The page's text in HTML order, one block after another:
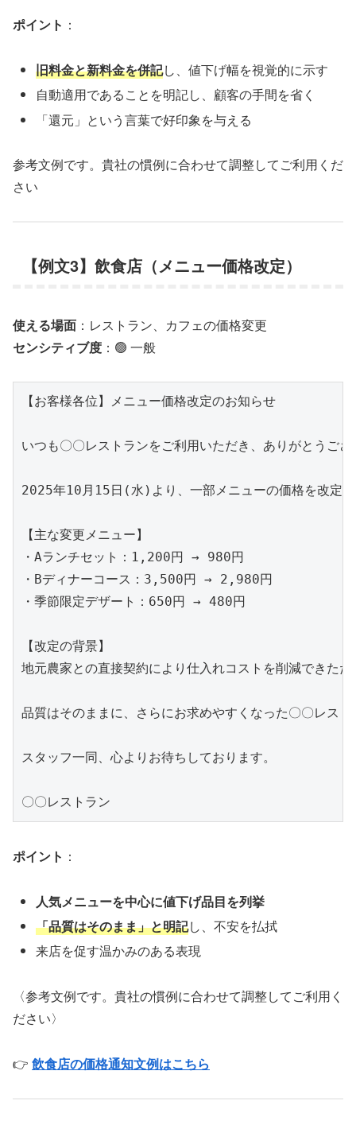
ポイント ：
旧料金と新料金を併記し、値下げ幅を視覚的に示す
自動適用であることを明記し、顧客の手間を省く
「還元」という言葉で好印象を与える
参考文例です。貴社の慣例に合わせて調整してご利用くだ
さい
【例文3】飲食店（メニュー価格改定）
使える場面 ：レストラン、カフェの価格変更
センシティブ度 ：🟢 一般
【お客様各位】メニュー価格改定のお知らせ
いつも〇〇レストランをご利用いただき、ありがとうござ
2025年10月15日(水)より、一部メニューの価格を改定
【主な変更メニュー】
・Aランチセット：1,200円 → 980円
・Bディナーコース：3,500円 → 2,980円
・季節限定デザート：650円 → 480円
【改定の背景】
地元農家との直接契約により仕入れコストを削減できた
品質はそのままに、さらにお求めやすくなった〇〇レス
スタッフ一同、心よりお待ちしております。
ポイント ：
人気メニューを中心に値下げ品目を列挙
「品質はそのまま」と明記し、不安を払拭
来店を促す温かみのある表現
〈参考文例です。貴社の慣例に合わせて調整してご利用く
ださい〉
👉 飲食店の価格通知文例はこちら